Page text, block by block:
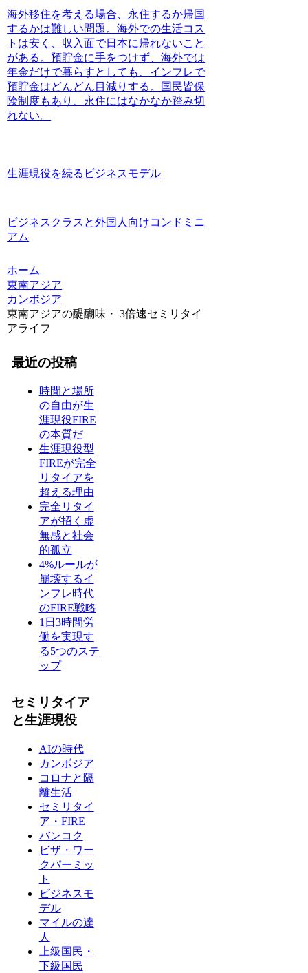
海外移住を考える場合、永住するか帰国
するかは難しい問題。海外での生活コス
トは安く、収入面で日本に帰れないこと
がある。預貯金に手をつけず、海外では
年金だけで暮らすとしても、インフレで
預貯金はどんどん目減りする。国民皆保
険制度もあり、永住にはなかなか踏み切
れない。
生涯現役を続るビジネスモデル
ビジネスクラスと外国人向けコンドミニ
アム
ホーム
東南アジア
カンボジア
東南アジアの醍醐味・ 3倍速セミリタイ
アライフ
最近の投稿
時間と場所
の自由が生
涯現役FIRE
の本質だ
生涯現役型
FIREが完全
リタイアを
超える理由
完全リタイ
アが招く虚
無感と社会
的孤立
4%ルールが
崩壊するイ
ンフレ時代
のFIRE戦略
1日3時間労
働を実現す
る5つのステ
ップ
セミリタイア
と生涯現役
AIの時代
カンボジア
コロナと隔
離生活
セミリタイ
ア・FIRE
バンコク
ビザ・ワー
クパーミッ
ト
ビジネスモ
デル
マイルの達
人
上級国民・
下級国民